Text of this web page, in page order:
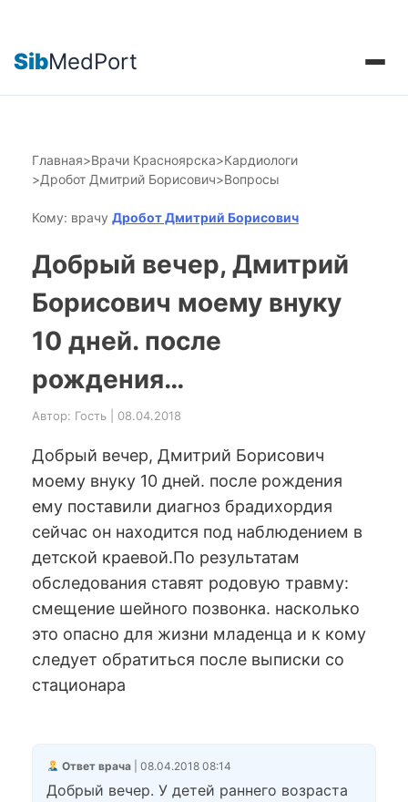
SibMedPort
Главная>Врачи Красноярска>Кардиологи
>Дробот Дмитрий Борисович>Вопросы
Кому: врачу Дробот Дмитрий Борисович
Добрый вечер, Дмитрий
Борисович моему внуку
10 дней. после
рождения…
Автор: Гость | 08.04.2018
Добрый вечер, Дмитрий Борисович
моему внуку 10 дней. после рождения
ему поставили диагноз брадихордия
сейчас он находится под наблюдением в
детской краевой.По результатам
обследования ставят родовую травму:
смещение шейного позвонка. насколько
это опасно для жизни младенца и к кому
следует обратиться после выписки со
стационара
Ответ врача| 08.04.2018 08:14
Добрый вечер. У детей раннего возраста